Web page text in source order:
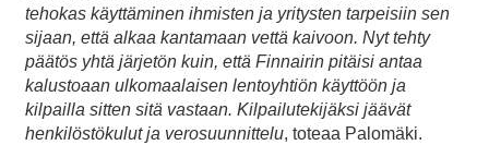
tehokas käyttäminen ihmisten ja yritysten tarpeisiin sen
sijaan, että alkaa kantamaan vettä kaivoon. Nyt tehty
päätös yhtä järjetön kuin, että Finnairin pitäisi antaa
kalustoaan ulkomaalaisen lentoyhtiön käyttöön ja
kilpailla sitten sitä vastaan. Kilpailutekijäksi jäävät
henkilöstökulut ja verosuunnittelu, toteaa Palomäki.